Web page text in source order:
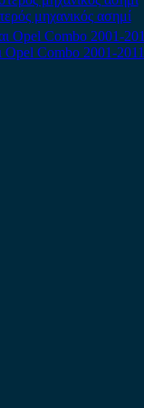
μηχανικός ασημί
Opel Combo 2001-2011